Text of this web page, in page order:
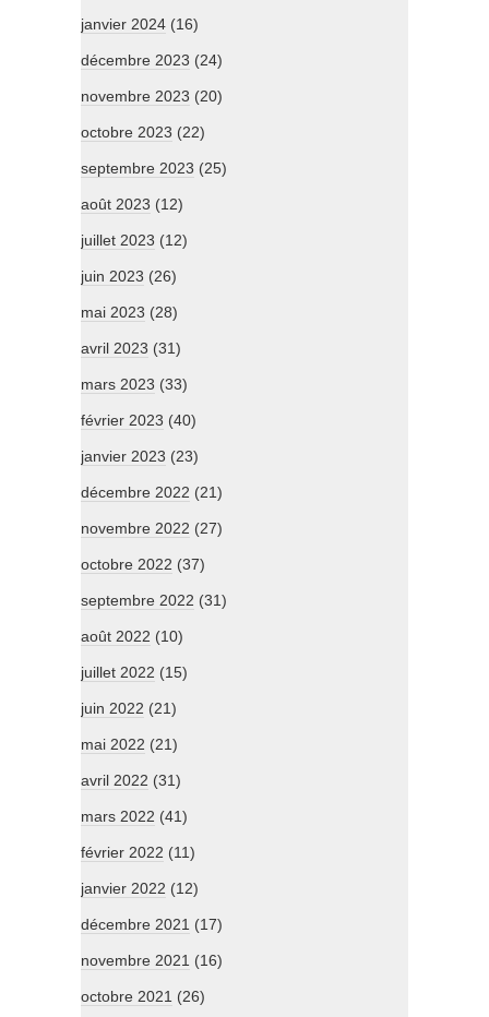
janvier 2024 (16)
décembre 2023 (24)
novembre 2023 (20)
octobre 2023 (22)
septembre 2023 (25)
août 2023 (12)
juillet 2023 (12)
juin 2023 (26)
mai 2023 (28)
avril 2023 (31)
mars 2023 (33)
février 2023 (40)
janvier 2023 (23)
décembre 2022 (21)
novembre 2022 (27)
octobre 2022 (37)
septembre 2022 (31)
août 2022 (10)
juillet 2022 (15)
juin 2022 (21)
mai 2022 (21)
avril 2022 (31)
mars 2022 (41)
février 2022 (11)
janvier 2022 (12)
décembre 2021 (17)
novembre 2021 (16)
octobre 2021 (26)